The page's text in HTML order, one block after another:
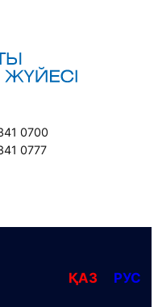
0700
0777
ҚАЗ РУС